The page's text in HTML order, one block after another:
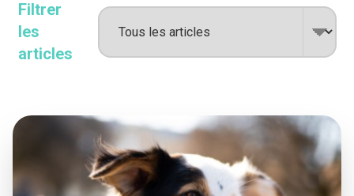
Filtrer
les
articles